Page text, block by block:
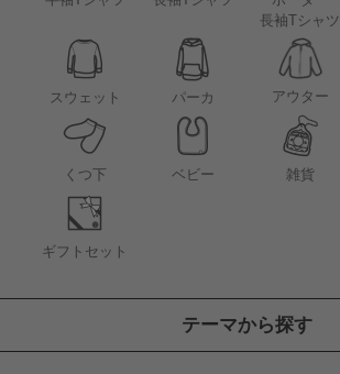
長袖Tシャツ
スウェット パーカ アウター
くつ下 ベビー 雑貨
ギフトセット
テーマから探す